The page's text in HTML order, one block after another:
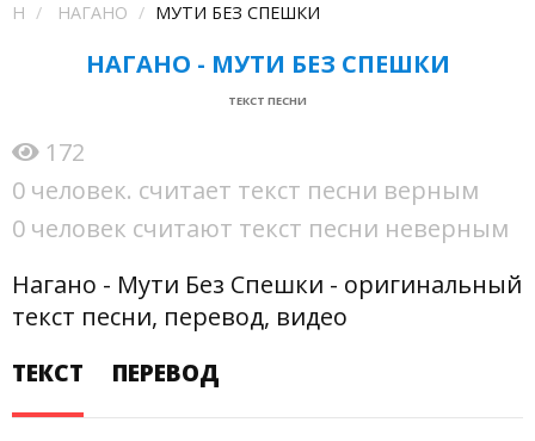
Н НАГАНО МУТИ БЕЗ СПЕШКИ
НАГАНО - МУТИ БЕЗ СПЕШКИ
ТЕКСТ ПЕСНИ
172
0 человек. считает текст песни верным
0 человек считают текст песни неверным
Нагано - Мути Без Спешки - оригинальный
текст песни, перевод, видео
ТЕКСТ
ПЕРЕВОД